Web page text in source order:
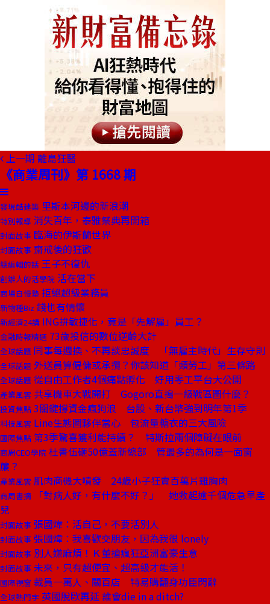
上一期 離島狂醫
《商業周刊》第 1668 期
發現酷建築 里斯本河邊的新浪潮
特別報導 消失百年，泰雅祭典再開箱
封面故事 臨海的伊斯蘭世界
封面故事 齋戒後的狂歡
總編輯的話 王子不復仇
創辦人的活學院 活在當下
商場自慢塾 拒絕超級業務員
新物種Biz 錢也有情懷
新經濟24講 ING拚敏捷化，竟是「先解雇」員工？
金融時報精選 73歲投信的數位逆齡大計
全球話題 同事每週換、不再談忠誠度 「無雇主時代」生存守則
全球話題 外送員算僱傭或承攬？你該知道「類勞工」第三條路
全球話題 從自由工作者4個痛點孵化 好用零工平台大公開
產業風雲 共享機車大戰開打 Gogoro直搗一級戰區圖什麼？
投資焦點 3關鍵撐資金瘋狗浪 台股、新台幣強到明年第1季
科技風雲 Line生態圈夥伴當心 包流量糖衣的三大風險
國際焦點 第3季驚喜獲利能持續？ 特斯拉兩個障礙在眼前
商周CEO學院 杜書伍砸50億蓋新總部 管最多的為何是一面窗
簾？
產業風雲 肌肉商機大噴發 24歲小子狂賣百萬片雞胸肉
商周書摘
「對病人好，有什麼不好？」 她救起逾千個危急早產
兒
封面故事 張國煒：活自己，不要活別人
封面故事 張國煒：我喜歡交朋友，因為我很 lonely
封面故事 別人嫌麻煩！Ｋ董搶瘋狂亞洲富豪生意
封面故事 未來，只有超便宜、超高級才能活！
國際視窗 裁員一萬人、關百店 特易購翻身功臣閃辭
全球熱門字 英國脫歐再延 誰會die in a ditch?